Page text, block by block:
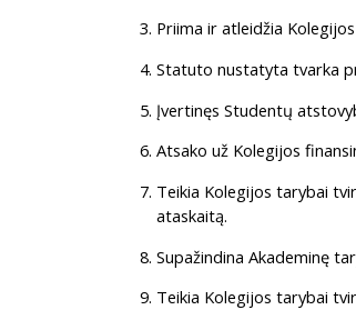
Priima ir atleidžia
Statuto nustatyta tvarka
Įvertinęs Studentų
Atsako už Kolegijos
Teikia Kolegijos tarybai
ataskaitą.
Supažindina Akademinę
Teikia Kolegijos tarybai